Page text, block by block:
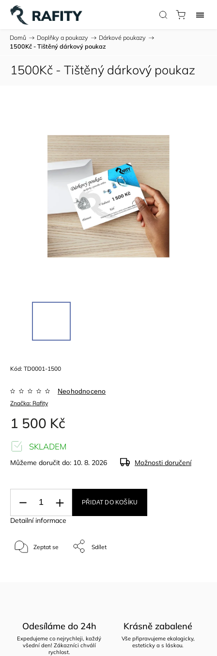
Domů / Doplňky a poukazy / Dárkové poukazy /
1500Kč - Tištěný dárkový poukaz
1500Kč - Tištěný dárkový poukaz
Kód: TD0001-1500
Značka: Rafity
Neohodnoceno
1 500 Kč
SKLADEM
Můžeme doručit do: 10. 8. 2026 Možnosti doručení
PŘIDAT DO KOŠÍKU
Detailní informace
Zeptat se Sdílet
Odesíláme do 24h
Expedujeme co nejrychleji, každý
všední den! Zákazníci chválí
rychlost.
Krásně zabalené
Vše připravujeme ekologicky,
esteticky a s láskou.